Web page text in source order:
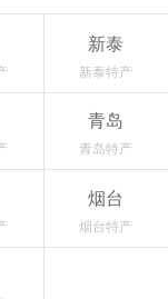
新泰
新泰特产
青岛
青岛特产
烟台
烟台特产